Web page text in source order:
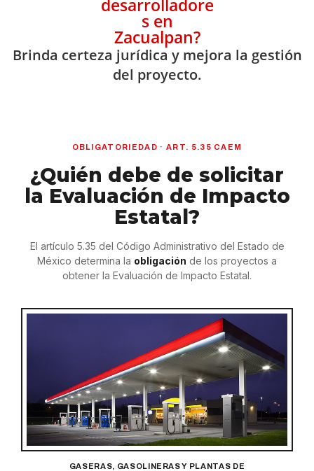
desarrolladore
s en
Zacualpan?
Brinda certeza jurídica y mejora la gestión
del proyecto.
OBLIGATORIEDAD · ART. 5.35 CAEM
¿Quién debe de solicitar
la Evaluación de Impacto
Estatal?
El artículo 5.35 del Código Administrativo del Estado de
México determina la obligación de los proyectos a
obtener la Evaluación de Impacto Estatal.
GASERAS, GASOLINERAS Y PLANTAS DE